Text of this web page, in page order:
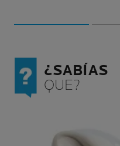
¿SABÍAS
QUE?